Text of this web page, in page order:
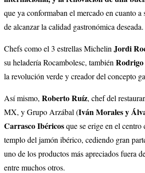
que ya conformaban el mercado en cuanto
de alcanzar la calidad gastronómica deseada.
Chefs como el 3 estrellas Michelin Jordi
su heladería Rocambolesc, también Rodrigo
la revolución verde y creador del concepto
Así mismo, Roberto Ruíz, chef del
MX, y Grupo Arzábal (Iván Morales y
Carrasco Ibéricosque se erige en el
templo del jamón ibérico, cediendo gran
uno de los productos más apreciados fuera
entre muchos otros.